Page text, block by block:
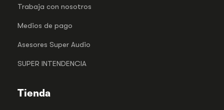
Trabaja con nosotros
Medios de pago
Asesores Super Audio
SUPER INTENDENCIA
Tienda